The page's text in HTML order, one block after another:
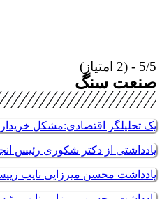
5/5 - (2 امتیاز)
صنعت سنگ
یک تحلیلگر اقتصادی:مشکل
یادداشتی از دکتر شکوری رئیس
یادداشت محسن میرزایی نایب